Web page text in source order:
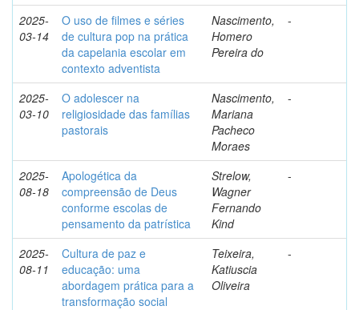
2025-
03-14
O uso de filmes e séries
de cultura pop na prática
da capelania escolar em
contexto adventista
Nascimento,
Homero
Pereira do
-
2025-
03-10
O adolescer na
religiosidade das famílias
pastorais
Nascimento,
Mariana
Pacheco
Moraes
-
2025-
08-18
Apologética da
compreensão de Deus
conforme escolas de
pensamento da patrística
Strelow,
Wagner
Fernando
Kind
-
2025-
08-11
Cultura de paz e
educação: uma
abordagem prática para a
transformação social
Teixeira,
Katiuscia
Oliveira
-